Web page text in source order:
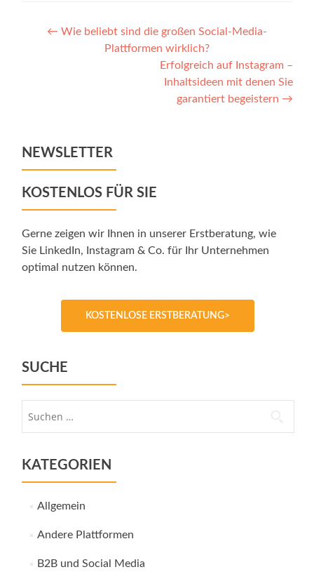
Post
navigation
← Wie beliebt sind die großen Social-Media-
Plattformen wirklich?
Erfolgreich auf Instagram –
Inhaltsideen mit denen Sie
garantiert begeistern →
NEWSLETTER
KOSTENLOS FÜR SIE
Gerne zeigen wir Ihnen in unserer Erstberatung, wie
Sie LinkedIn, Instagram & Co. für Ihr Unternehmen
optimal nutzen können.
KOSTENLOSE ERSTBERATUNG>
SUCHE
KATEGORIEN
Allgemein
Andere Plattformen
B2B und Social Media